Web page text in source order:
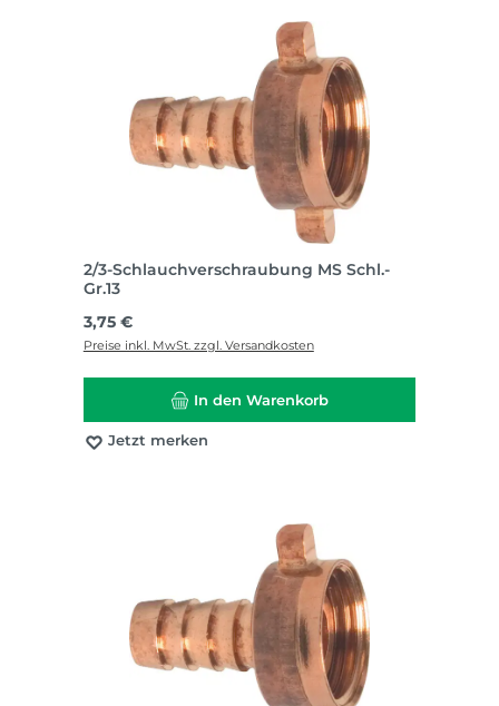
2/3-Schlauchverschraubung MS Schl.-
Gr.13
Regulärer Preis:
3,75 €
Preise inkl. MwSt. zzgl. Versandkosten
In den Warenkorb
Jetzt merken